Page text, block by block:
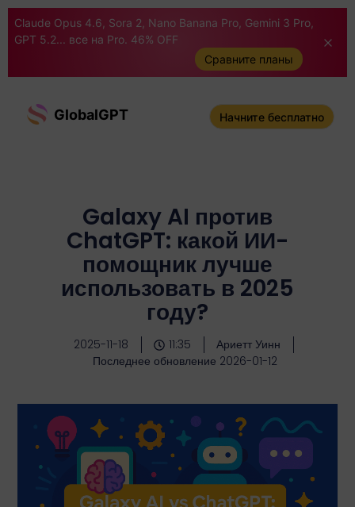
Claude Opus 4.6, Sora 2, Nano Banana Pro, Gemini 3 Pro,
GPT 5.2... все на Pro. 46% OFF
Сравните планы
GlobalGPT Начните бесплатно
Galaxy AI против
ChatGPT: какой ИИ-
помощник лучше
использовать в 2025
году?
2025-11-18 11:35
Ариетт Уинн
Последнее обновление 2026-01-12